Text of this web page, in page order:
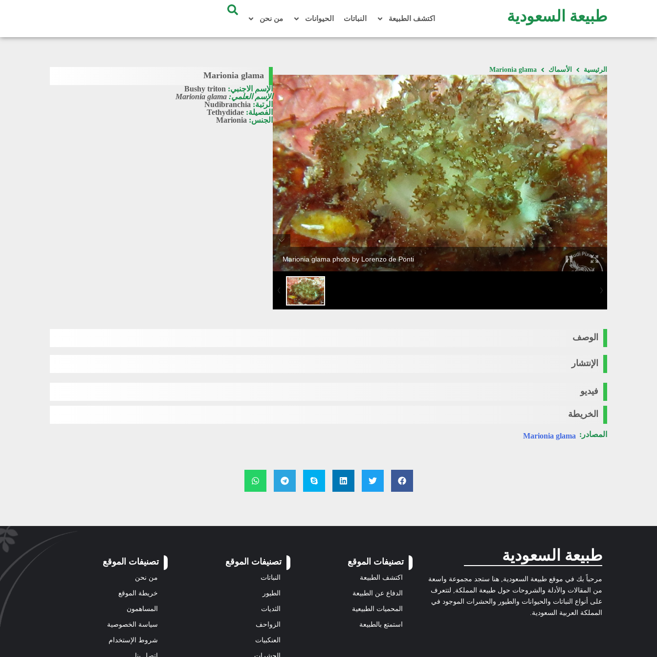
طبيعة السعودية اكتشف الطبيعة النباتات الحيوانات من نحن
الرئيسية الأسماك Marionia glama
Marionia glama photo by Lorenzo de Ponti
Marionia glama
الإسم الاجنبي: Bushy triton
الإسم العلمي: Marionia glama
الرتبة: Nudibranchia
الفصيلة: Tethydidae
الجنس: Marionia
الوصف
الإنتشار
فيديو
الخريطة
المصادر: Marionia glama
طبيعة السعودية
مرحباً بك في موقع طبيعة السعودية, هنا ستجد مجموعة واسعة
من المقالات والأدلة والشروحات حول طبيعة المملكة, لتتعرف
على أنواع النباتات والحيوانات والطيور والحشرات الموجود في
المملكة العربية السعودية.
تصنيفات الموقع
اكتشف الطبيعة
الدفاع عن الطبيعة
المحميات الطبيعية
استمتع بالطبيعة
تصنيفات الموقع
النباتات
الطيور
الثديات
الزواحف
العنكبيات
تصنيفات الموقع
من نحن
خريطة الموقع
المساهمون
سياسة الخصوصية
شروط الإستخدام